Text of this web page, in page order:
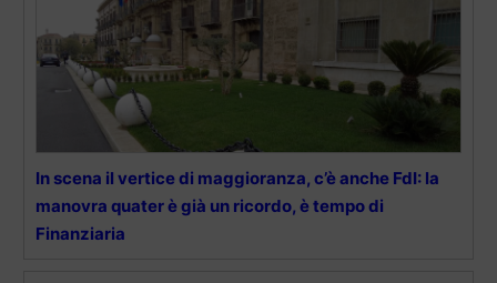
In scena il vertice di maggioranza, c’è anche FdI: la
manovra quater è già un ricordo, è tempo di
Finanziaria